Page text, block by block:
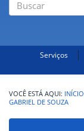
Serviços
INÍCIO
GABRIEL DE SOUZA